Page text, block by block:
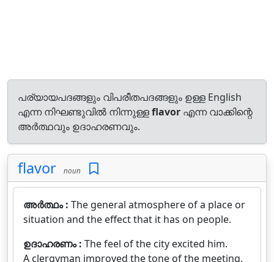
പര്യായപദങ്ങളും വിപരീതപദങ്ങളും ഉള്ള English
എന്ന നിഘണ്ടുവിൽ നിന്നുള്ളflavor എന്ന വാക്കിന്റെ
അർത്ഥവും ഉദാഹരണവും.
flavor noun
അർത്ഥം : The general atmosphere of a place or
situation and the effect that it has on people.
ഉദാഹരണം : The feel of the city excited him.
A clergyman improved the tone of the meeting.